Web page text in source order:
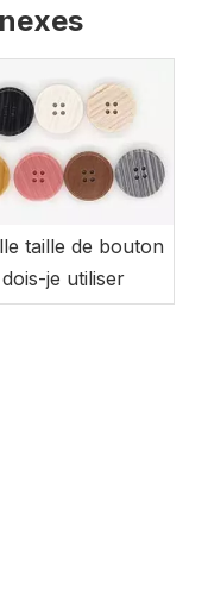
taille de bouton
dois-je utiliser